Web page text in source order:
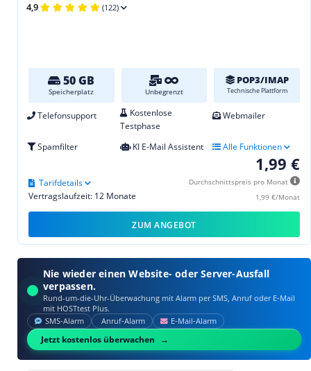
4,9 (122)
50 GB
Speicherplatz Unbegrenzt
POP3/IMAP
Technische Plattform
Telefonsupport
Kostenlose
Testphase
Webmailer
Spamfilter KI E-Mail Assistent Alle Funktionen
1,99 €
Durchschnittspreis pro Monat
1,99 €/Monat
Vertragslaufzeit: 12 Monate
Tarifdetails
ZUM ANGEBOT
Nie wieder einen Website- oder Server-Ausfall
verpassen.
Rund-um-die-Uhr-Überwachung mit Alarm per SMS, Anruf oder E‑Mail
mit HOSTtest Plus.
SMS‑Alarm Anruf‑Alarm E‑Mail‑Alarm
Jetzt kostenlos überwachen